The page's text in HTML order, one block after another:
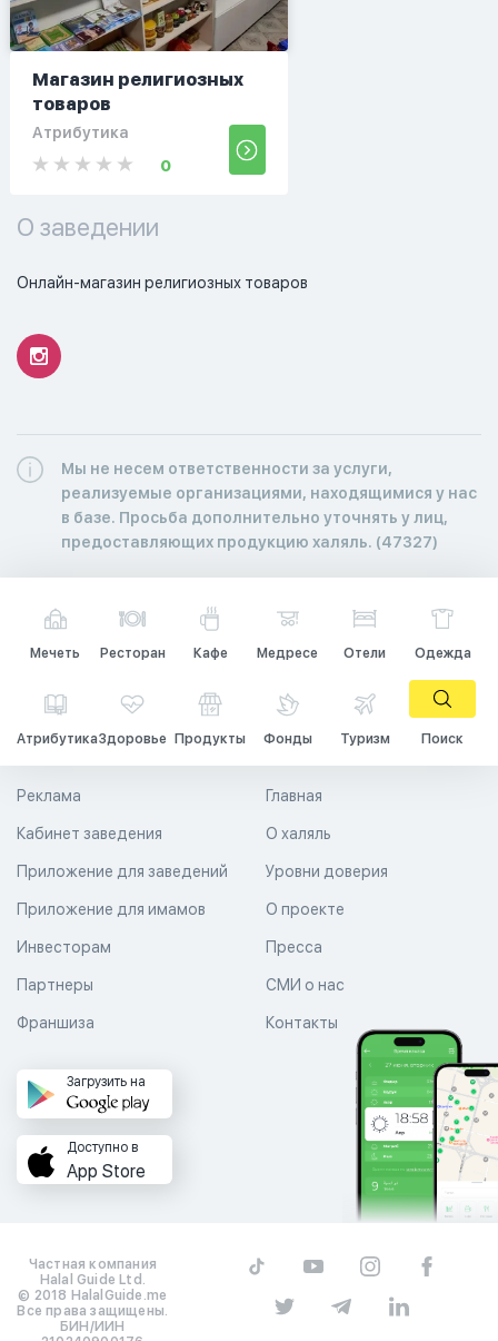
Магазин религиозных
товаров
Атрибутика
0
О заведении
Онлайн-магазин религиозных товаров
Мы не несем ответственности за услуги,
реализуемые организациями, находящимися у нас
в базе. Просьба дополнительно уточнять у лиц,
предоставляющих продукцию халяль. (47327)
Мечеть Ресторан Кафе Медресе Отели Одежда
АтрибутикаЗдоровье Продукты Фонды Туризм Поиск
Главная
О халяль
Уровни доверия
Реклама
Кабинет заведения
Приложение для заведений
Приложение для имамов О проекте
Пресса
СМИ о нас
Контакты
Инвесторам
Партнеры
Франшиза
Загрузить на
Доступно в
App Store
Частная компания
Halal Guide Ltd.
© 2018 HalalGuide.me
Все права защищены.
БИН/ИИН